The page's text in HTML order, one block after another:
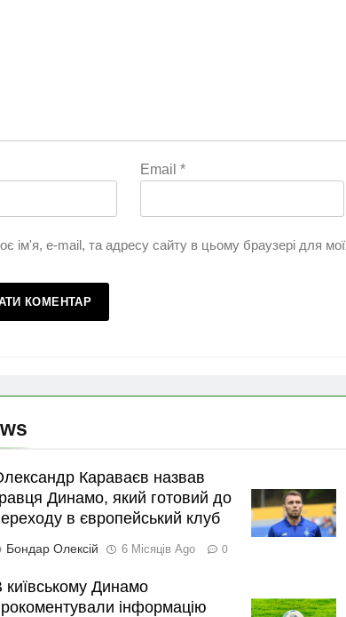
Email *
ім'я, e-mail, та адресу сайту в цьому браузері для
Караваєв назвав
Динамо, який готовий до
в європейський клуб
Бондар Олексій 6 Місяців Ago 0
київському Динамо
інформацію